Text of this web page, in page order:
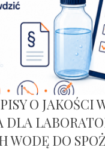
O JAKOŚCI
WODĘ DO